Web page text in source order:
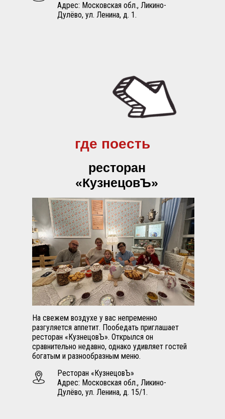
Адрес: Московская обл., Ликино-
Дулёво, ул. Ленина, д. 1.
где поесть
ресторан
«КузнецовЪ»
На свежем воздухе у вас непременно
разгуляется аппетит. Пообедать приглашает
ресторан «КузнецовЪ». Открылся он
сравнительно недавно, однако удивляет гостей
богатым и разнообразным меню.
Ресторан «КузнецовЪ»
Адрес: Московская обл., Ликино-
Дулёво, ул. Ленина, д. 15/1.